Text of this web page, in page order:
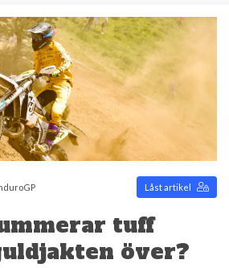
Låst artikel
tuff
över?